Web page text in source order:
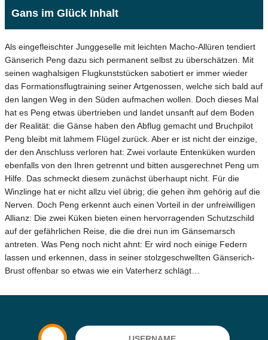
Gans im Glück Inhalt
Als eingefleischter Junggeselle mit leichten Macho-Allüren tendiert
Gänserich Peng dazu sich permanent selbst zu überschätzen. Mit
seinen waghalsigen Flugkunststücken sabotiert er immer wieder
das Formationsflugtraining seiner Artgenossen, welche sich bald auf
den langen Weg in den Süden aufmachen wollen. Doch dieses Mal
hat es Peng etwas übertrieben und landet unsanft auf dem Boden
der Realität: die Gänse haben den Abflug gemacht und Bruchpilot
Peng bleibt mit lahmem Flügel zurück. Aber er ist nicht der einzige,
der den Anschluss verloren hat: Zwei vorlaute Entenküken wurden
ebenfalls von den Ihren getrennt und bitten ausgerechnet Peng um
Hilfe. Das schmeckt diesem zunächst überhaupt nicht. Für die
Winzlinge hat er nicht allzu viel übrig; die gehen ihm gehörig auf die
Nerven. Doch Peng erkennt auch einen Vorteil in der unfreiwilligen
Allianz: Die zwei Küken bieten einen hervorragenden Schutzschild
auf der gefährlichen Reise, die die drei nun im Gänsemarsch
antreten. Was Peng noch nicht ahnt: Er wird noch einige Federn
lassen und erkennen, dass in seiner stolzgeschwellten Gänserich-
Brust offenbar so etwas wie ein Vaterherz schlägt…